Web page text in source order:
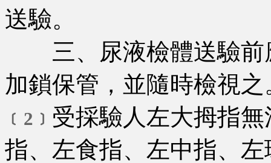
送驗。
三、尿液檢體送驗前
加鎖保管，並隨時檢視之
﹝2﹞ 受採驗人左大拇指
指、左食指、左中指、